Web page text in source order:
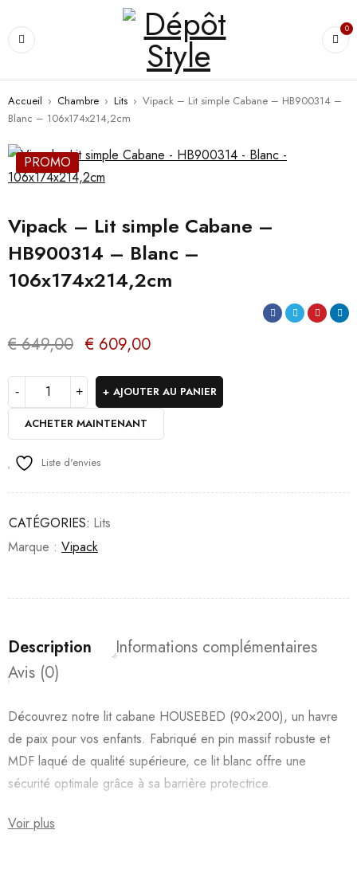
0
Accueil › Chambre › Lits › Vipack – Lit simple Cabane – HB900314 –
Blanc – 106x174x214,2cm
PROMO
Vipack – Lit simple Cabane –
HB900314 – Blanc –
106x174x214,2cm
€649,00 € 609,00
AJOUTER AU PANIER
ACHETER MAINTENANT
Liste d'envies
CATÉGORIES: Lits
Marque : Vipack
Description
Informations complémentaires
Avis (0)
Découvrez notre lit cabane HOUSEBED (90×200), un havre
de paix pour vos enfants. Fabriqué en pin massif robuste et
MDF laqué de qualité supérieure, ce lit blanc offre une
sécurité optimale grâce à sa barrière protectrice.
Voir plus